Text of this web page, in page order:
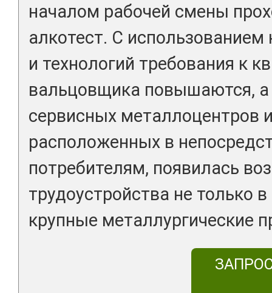
началом рабочей смены
алкотест. С
и технологий требования к
вальцовщика повышаются, а
сервисных металлоцентров
расположенных в
потребителям, появилась
трудоустройства не только в
крупные металлургические